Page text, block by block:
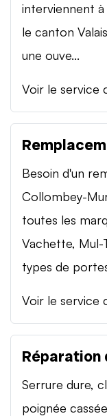
interviennent
le canton
une ouve...
Voir le
Besoin d'un
Collombey-
toutes les
Vachette, Mul-
types de
Voir le
Réparation
Serrure dure,
poignée